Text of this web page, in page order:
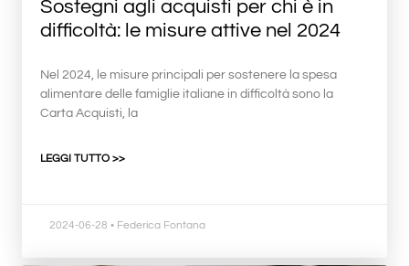
Sostegni agli acquisti per chi è in
difficoltà: le misure attive nel 2024
Nel 2024, le misure principali per sostenere la spesa
alimentare delle famiglie italiane in difficoltà sono la
Carta Acquisti, la
LEGGI TUTTO >>
2024-06-28 • Federica Fontana